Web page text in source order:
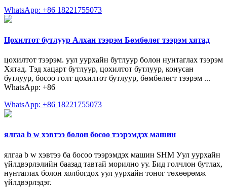
WhatsApp: +86 18221755073
Цохилтот бутлуур Алхан тээрэм Бөмбөлөг тээрэм хятад
цохилтот тээрэм. уул уурхайн бутлуур болон нунтаглах тээрэм
Хятад. Тэд хацарт бутлуур, цохилтот бутлуур, конусан
бутлуур, босоо голт цохилтот бутлуур, бөмбөлөгт тээрэм ...
WhatsApp: +86
WhatsApp: +86 18221755073
ялгаа b w хэвтээ болон босоо тээрэмдэх машин
ялгаа b w хэвтээ ба босоо тээрэмдэх машин SHM Уул уурхайн
үйлдвэрлэлийн баазад тавтай морилно уу. Бид голчлон бутлах,
нунтаглах болон холбогдох уул уурхайн тоног төхөөрөмж
үйлдвэрлэдэг.